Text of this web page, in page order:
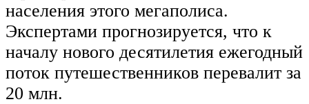
населения этого мегаполиса.
Экспертами прогнозируется, что к
началу нового десятилетия ежегодный
поток путешественников перевалит за
20 млн.